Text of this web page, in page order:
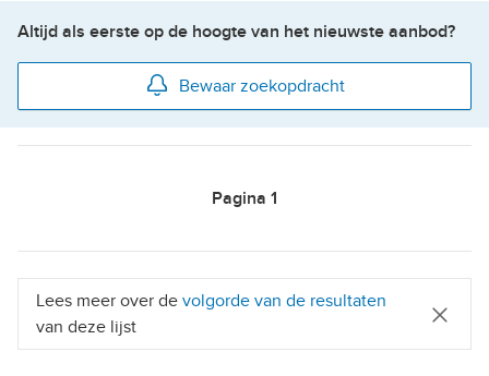
Altijd als eerste op de hoogte van het nieuwste aanbod?
Bewaar zoekopdracht
Pagina 1
Lees meer over de volgorde van de resultaten
van deze lijst